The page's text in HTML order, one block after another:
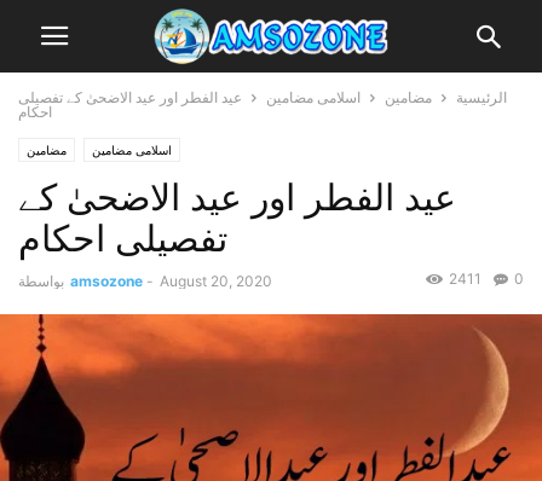
الرئيسية مضامین اسلامی مضامین
عید الفطر اور عید الاضحیٰ کے تفصیلی
احکام
مضامین اسلامی مضامین
عید الفطر اور عید الاضحیٰ کے
تفصیلی احکام
بواسطة amsozone - August 20, 2020 0
2411